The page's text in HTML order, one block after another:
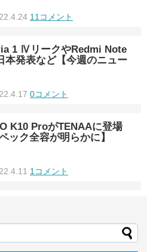
11コメント
1 ⅣリークやRedmi Note
本発表など【今週のニュー
0コメント
K10 ProがTENAAに登場
ペック全容が明らかに】
1コメント